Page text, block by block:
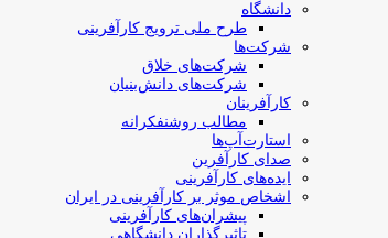
دانشگاه
طرح ملی ترویج کارآفرینی
شرکت‌ها
شرکت‌های خلاق
شرکت‌های دانش‌بنیان
کارآفرینان
مطالب روشنفکرانه
استارت‌آپ‌ها
صدای کارآفرین
ایده‌های کارآفرینی
اشخاص موثر بر کارآفرینی در ایران
پیشران‌های کارآفرینی
تاثیرگذاران دانشگاهی